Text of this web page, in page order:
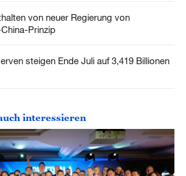
von neuer Regierung von
Prinzip
steigen Ende Juli auf 3,419 Billionen
interessieren